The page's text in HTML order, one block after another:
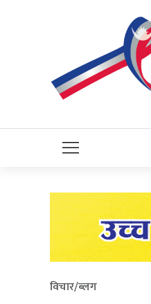
विचार/ब्लग